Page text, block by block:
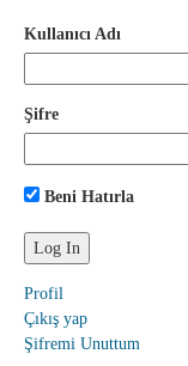
Kullanıcı Adı
Şifre
Beni Hatırla
Profil
Çıkış yap
Şifremi Unuttum